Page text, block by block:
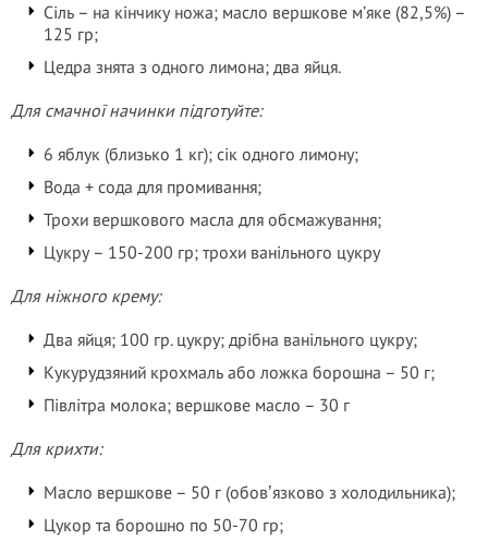
Сіль – на кінчику ножа; масло вершкове м’яке (82,5%) –
125 гр;
Цедра знята з одного лимона; два яйця.
Для смачної начинки підготуйте:
6 яблук (близько 1 кг); сік одного лимону;
Вода + сода для промивання;
Трохи вершкового масла для обсмажування;
Цукру – 150-200 гр; трохи ванільного цукру
Для ніжного крему:
Два яйця; 100 гр. цукру; дрібна ванільного цукру;
Кукурудзяний крохмаль або ложка борошна – 50 г;
Півлітра молока; вершкове масло – 30 г
Для крихти:
Масло вершкове – 50 г (обовʼязково з холодильника);
Цукор та борошно по 50-70 гр;